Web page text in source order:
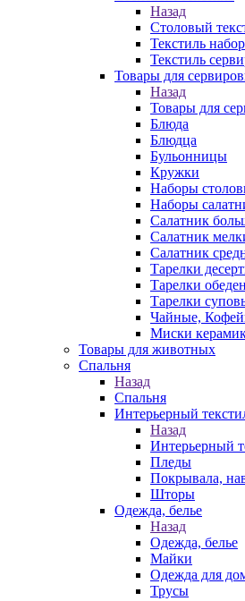
Назад
Столовый
Текстиль
Текстиль
Товары для
Назад
Товары для
Блюда
Блюдца
Бульонницы
Кружки
Наборы
Наборы
Салатник
Салатник
Салатник
Тарелки
Тарелки
Тарелки
Чайные,
Миски
Товары для животных
Спальня
Назад
Спальня
Интерьерный
Назад
Интерьерный
Пледы
Покрывала,
Шторы
Одежда, белье
Назад
Одежда, белье
Майки
Одежда для
Трусы